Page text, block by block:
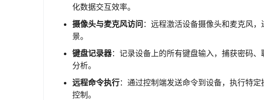
化数据交互效率。
摄像头与麦克风访问 ：远程激活设备摄像头和麦克风
景。
键盘记录器：记录设备上的所有键盘输入，捕获密码
分析。
远程命令执行：通过控制端发送命令到设备，执行特
控制。